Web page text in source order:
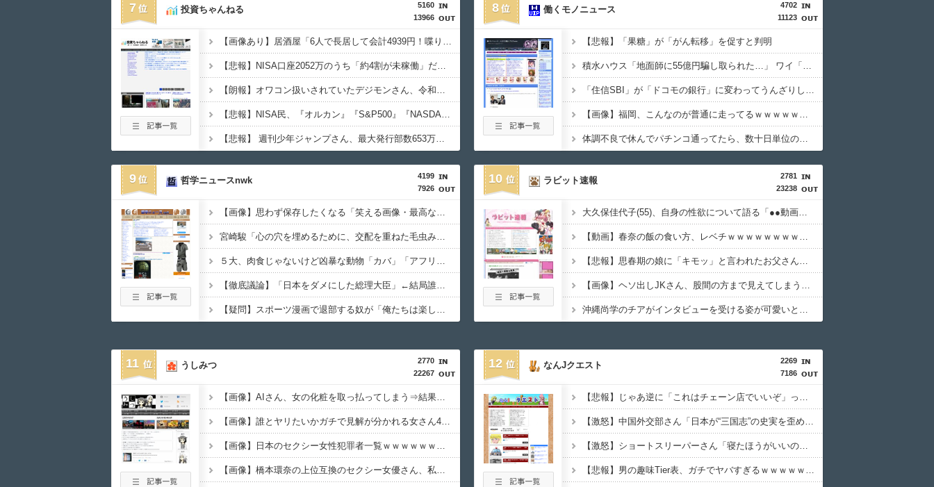
7
5160
13966
投資ちゃんねる
【画像あり】居酒屋「6人で長居して会計4939円！喋りたいだけなら公園に行ってくれ（怒」
【悲報】NISA口座2052万のうち「約4割が未稼働」だったｗｗｗｗｗ
【朗報】オワコン扱いされていたデジモンさん、令和に「全盛期を超える利益」を生み出していた
【悲報】NISA民、『オルカン』『S&P500』『NASDAQ100』しか買わない
【悲報】 週刊少年ジャンプさん、最大発行部数653万部から急降下でついに「100万部」を割ってしまうｗｗｗｗｗ
8
4702
11123
働くモノニュース
【悲報】「果糖」が「がん転移」を促すと判明
積水ハウス「地面師に55億円騙し取られた…」 ワイ「はえーかわいそう…会社滅茶苦茶やろなぁ」
「住信SBI」が「ドコモの銀行」に変わってうんざりしてるやつｗｗｗｗｗｗｗ
【画像】福岡、こんなのが普通に走ってるｗｗｗｗｗｗｗｗｗｗｗｗｗｗｗｗ
体調不良で休んでパチンコ通ってたら、数十日単位の証拠写真撮られて会社クビになった
9
4199
7926
哲学ニュースnwk
【画像】思わず保存したくなる「笑える画像・最高な画像」貼っていけｗｗｗｗｗ
宮崎駿「心の穴を埋めるために、交配を重ねた毛虫みたいな小さな犬を連れてる人、本当に醜い」←これどう思う？
５大、肉食じゃないけど凶暴な動物「カバ」「アフリカゾウ」「バッファロー」「コーカサスオオカブト」
【徹底議論】「日本をダメにした総理大臣」←結局誰だと思う？
【疑問】スポーツ漫画で退部する奴が「俺たちは楽しくやりたかったんだよ」って言い出す理由ｗｗｗｗｗ
10
2781
23238
ラビット速報
大久保佳代子(55)、自身の性欲について語る「●●動画をみて●●い気持ちになる」
【動画】春奈の飯の食い方、レベチｗｗｗｗｗｗｗｗｗｗｗｗｗｗｗｗｗｗｗｗｗｗｗｗ
【悲報】思春期の娘に「キモッ」と言われたお父さん、グレる
【画像】ヘソ出しJKさん、股間の方まで見えてしまうｗｗｗｗｗｗｗｗｗ
沖縄尚学のチアがインタビューを受ける姿が可愛いと話題に（※動画あり）
11
2770
22267
うしみつ
【画像】AIさん、女の化粧を取っ払ってしまう⇒結果ｗｗｗｗｗｗｗ
【画像】誰とヤリたいかガチで見解が分かれる女さん4人衆、発見されるｗｗｗｗｗｗｗ
【画像】日本のセクシー女性犯罪者一覧ｗｗｗｗｗｗｗｗｗ
【画像】橋本環奈の上位互換のセクシー女優さん、私服でも可愛すぎるｗｗｗｗｗｗｗｗｗ
12
2269
7186
なんJクエスト
【悲報】じゃあ逆に「これはチェーン店でいいぞ」ってものｗｗｗｗｗｗｗｗｗｗ
【激怒】中国外交部さん「日本が“三国志”の史実を歪めて歴史を破壊した」・・・・・・・・・
【激怒】ショートスリーパーさん「寝たほうがいいのでは？」にガチでブチギレｗｗｗｗｗｗｗｗｗｗ
【悲報】男の趣味Tier表、ガチでヤバすぎるｗｗｗｗｗｗｗｗｗｗ